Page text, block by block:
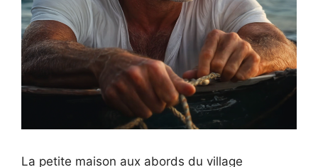
La petite maison aux abords du village